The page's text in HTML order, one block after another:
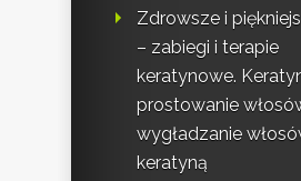
Zdrowsze i
– zabiegi i terapie
keratynowe.
prostowanie
wygładzanie
keratyną